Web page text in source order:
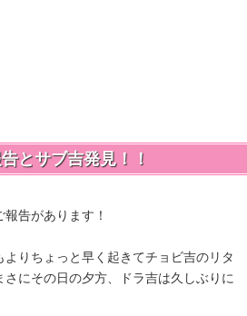
とサブ吉発見！！
告があります！
りちょっと早く起きてチョビ吉のリタ
にその日の夕方、ドラ吉は久しぶりに